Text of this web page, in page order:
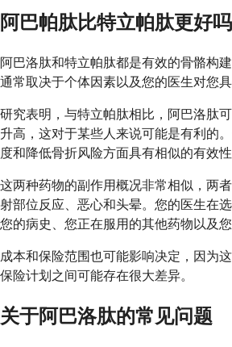
阿巴帕肽比特立帕肽更好
阿巴洛肽和特立帕肽都是有效的骨骼构
通常取决于个体因素以及您的医生对您具
研究表明，与特立帕肽相比，阿巴洛肽
升高，这对于某些人来说可能是有利的
度和降低骨折风险方面具有相似的有效性
这两种药物的副作用概况非常相似，两
射部位反应、恶心和头晕。您的医生在
您的病史、您正在服用的其他药物以及您
成本和保险范围也可能影响决定，因为
保险计划之间可能存在很大差异。
关于阿巴洛肽的常见问题